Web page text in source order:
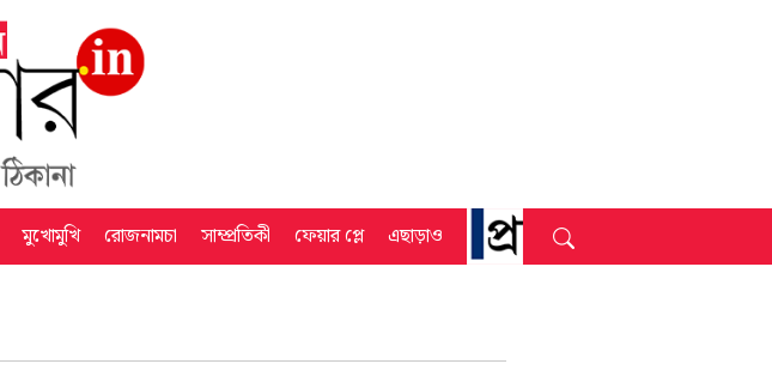
মুখোমুখি রোজনামচা সাম্প্রতিকী ফেয়ার প্লে এছাড়াও